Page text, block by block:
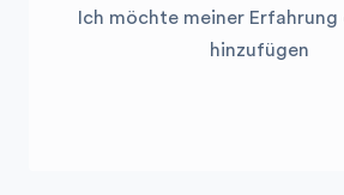
Ich möchte meiner Erfahrung
hinzufügen